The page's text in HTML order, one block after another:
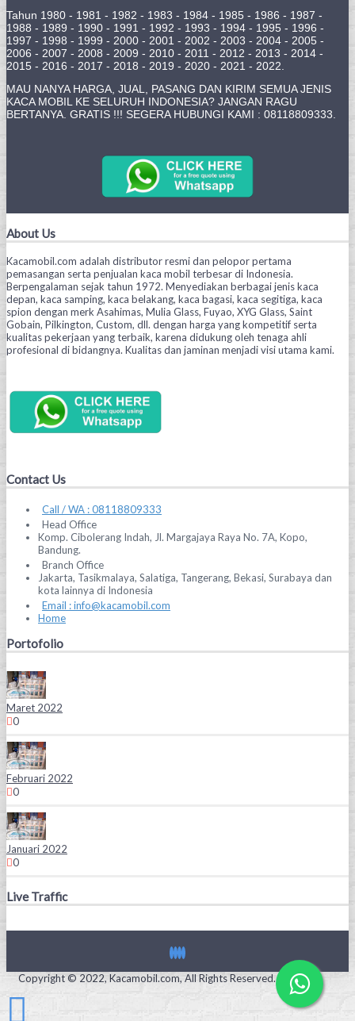
Tahun 1980 - 1981 - 1982 - 1983 - 1984 - 1985 - 1986 - 1987 -
1988 - 1989 - 1990 - 1991 - 1992 - 1993 - 1994 - 1995 - 1996 -
1997 - 1998 - 1999 - 2000 - 2001 - 2002 - 2003 - 2004 - 2005 -
2006 - 2007 - 2008 - 2009 - 2010 - 2011 - 2012 - 2013 - 2014 -
2015 - 2016 - 2017 - 2018 - 2019 - 2020 - 2021 - 2022.
MAU NANYA HARGA, JUAL, PASANG DAN KIRIM SEMUA JENIS
KACA MOBIL KE SELURUH INDONESIA? JANGAN RAGU
BERTANYA. GRATIS !!! SEGERA HUBUNGI KAMI : 08118809333.
About Us
Kacamobil.com adalah distributor resmi dan pelopor pertama
pemasangan serta penjualan kaca mobil terbesar di Indonesia.
Berpengalaman sejak tahun 1972. Menyediakan berbagai jenis kaca
depan, kaca samping, kaca belakang, kaca bagasi, kaca segitiga, kaca
spion dengan merk Asahimas, Mulia Glass, Fuyao, XYG Glass, Saint
Gobain, Pilkington, Custom, dll. dengan harga yang kompetitif serta
kualitas pekerjaan yang terbaik, karena didukung oleh tenaga ahli
profesional di bidangnya. Kualitas dan jaminan menjadi visi utama kami.
Contact Us
Call / WA : 08118809333
Head Office
Komp. Cibolerang Indah, Jl. Margajaya Raya No. 7A, Kopo,
Bandung.
Branch Office
Jakarta, Tasikmalaya, Salatiga, Tangerang, Bekasi, Surabaya dan
kota lainnya di Indonesia
Email : info@kacamobil.com
Home
Portofolio
Maret 2022
0
Februari 2022
0
Januari 2022
0
Live Traffic
Copyright © 2022, Kacamobil.com, All Rights Reserved.